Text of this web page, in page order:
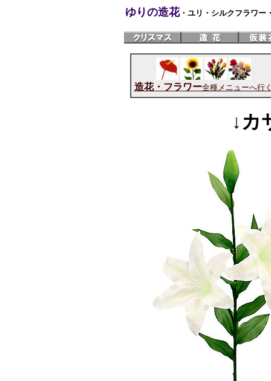
ゆりの造花・ユリ・シルクフラワー
造花・フラワー全種メニューへ行
↓ カ